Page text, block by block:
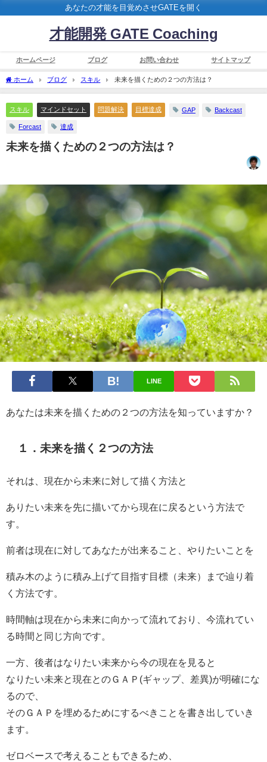
あなたの才能を目覚めさせGATEを開く
才能開発 GATE Coaching
ホームページ ブログ お問い合わせ サイトマップ
ホーム ブログ スキル 未来を描くための２つの方法は？
スキル マインドセット 問題解決 目標達成 GAP Backcast
Forcast 達成
未来を描くための２つの方法は？
LINE
あなたは未来を描くための２つの方法を知っていますか？
１．未来を描く２つの方法
それは、現在から未来に対して描く方法と
ありたい未来を先に描いてから現在に戻るという方法で
す。
前者は現在に対してあなたが出来ること、やりたいことを
積み木のように積み上げて目指す目標（未来）まで辿り着
く方法です。
時間軸は現在から未来に向かって流れており、今流れてい
る時間と同じ方向です。
一方、後者はなりたい未来から今の現在を見ると
なりたい未来と現在とのＧＡＰ(ギャップ、差異)が明確にな
るので、
そのＧＡＰを埋めるためにするべきことを書き出していき
ます。
ゼロベースで考えることもできるため、